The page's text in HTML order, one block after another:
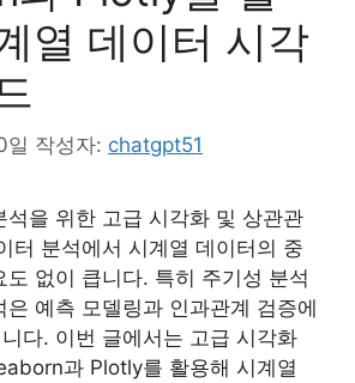
열 데이터 시각
일 작성자: chatgpt51
석을 위한 고급 시각화 및 상관관
터 분석에서 시계열 데이터의 중
도 없이 큽니다. 특히 주기성 분석
은 예측 모델링과 인과관계 검증에
다. 이번 글에서는 고급 시각화
과 Plotly를 활용해 시계열